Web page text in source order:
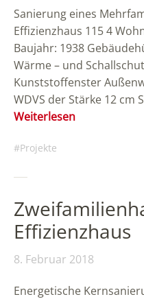
Sanierung eines
Effizienzhaus 115 4
Baujahr: 1938
Wärme – und
Kunststoffenster
WDVS der Stärke 12
Weiterlesen
Projekte
Effizienzhaus
8. Februar 2018
Energetische